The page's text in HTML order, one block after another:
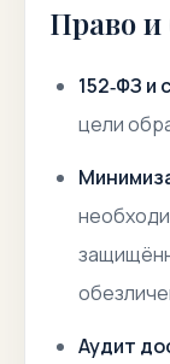
Право и
152‑ФЗ и
цели
Аудит